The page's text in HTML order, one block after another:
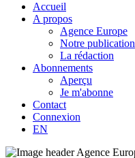
Accueil
A propos
Agence Europe
Notre publication
La rédaction
Abonnements
Aperçu
Je m'abonne
Contact
Connexion
EN